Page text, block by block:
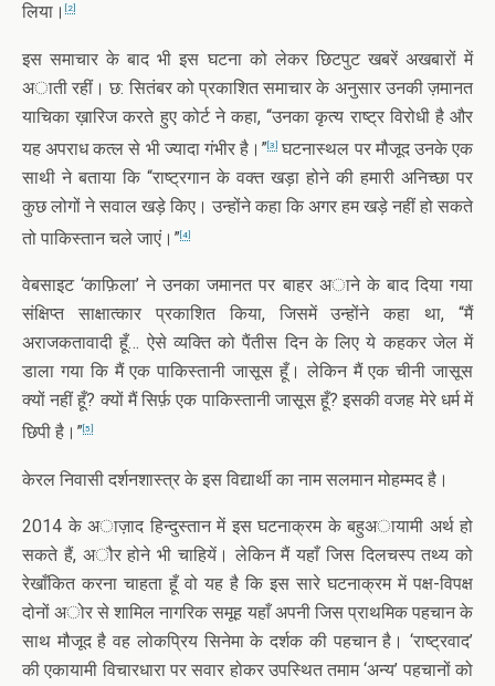
लिया।
[2]
इस समाचार के बाद भी इस घटना को लेकर छिटपुट खबरें अखबारों में
अाती रहीं। छ: सितंबर को प्रकाशित समाचार के अनुसार उनकी ज़मानत
याचिका ख़ारिज करते हुए कोर्ट ने कहा, “उनका कृत्य राष्ट्र विरोधी है और
यह अपराध कत्ल से भी ज्यादा गंभीर है।” [3]
घटनास्थल पर मौजूद उनके एक
साथी ने बताया कि “राष्ट्रगान के वक्त खड़ा होने की हमारी अनिच्छा पर
कुछ लोगों ने सवाल खड़े किए। उन्होंने कहा कि अगर हम खड़े नहीं हो सकते
तो पाकिस्तान चले जाएं।” [4]
वेबसाइट ‘काफ़िला’ ने उनका जमानत पर बाहर अाने के बाद दिया गया
संक्षिप्त साक्षात्कार प्रकाशित किया, जिसमें उन्होंने कहा था, “मैं
अराजकतावादी हूँ… ऐसे व्यक्ति को पैंतीस दिन के लिए ये कहकर जेल में
डाला गया कि मैं एक पाकिस्तानी जासूस हूँ। लेकिन मैं एक चीनी जासूस
क्यों नहीं हूँ? क्यों मैं सिर्फ़ एक पाकिस्तानी जासूस हूँ? इसकी वजह मेरे धर्म में
छिपी है।” [5]
केरल निवासी दर्शनशास्त्र के इस विद्यार्थी का नाम सलमान मोहम्मद है।
2014 के अाज़ाद हिन्दुस्तान में इस घटनाक्रम के बहुअायामी अर्थ हो
सकते हैं, अौर होने भी चाहियें। लेकिन मैं यहाँ जिस दिलचस्प तथ्य को
रेखाँकित करना चाहता हूँ वो यह है कि इस सारे घटनाक्रम में पक्ष-विपक्ष
दोनों अोर से शामिल नागरिक समूह यहाँ अपनी जिस प्राथमिक पहचान के
साथ मौजूद है वह लोकप्रिय सिनेमा के दर्शक की पहचान है। ‘राष्ट्रवाद’
की एकायामी विचारधारा पर सवार होकर उपस्थित तमाम ‘अन्य’ पहचानों को